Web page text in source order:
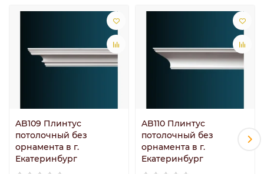
AB109 Плинтус
потолочный без
орнамента в г.
Екатеринбург
AB110 Плинтус
потолочный без
орнамента в г.
Екатеринбург